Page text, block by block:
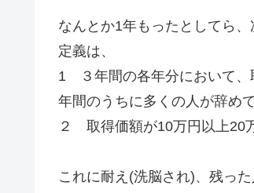
なんとか1年もったとしてら
定義は、
1 ３年間の各年分において、
年間のうちに多くの人が辞め
２ 取得価額が10万円以上20
これに耐え(洗脳され)、残っ